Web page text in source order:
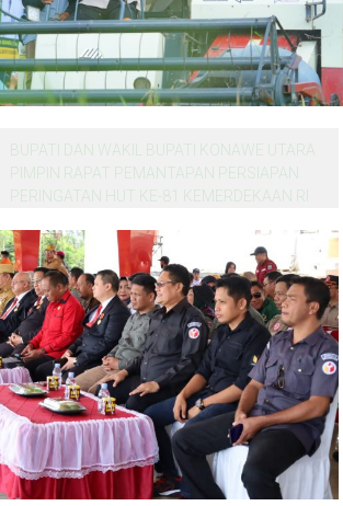
BUPATI DAN WAKIL BUPATI KONAWE UTARA
PIMPIN RAPAT PEMANTAPAN PERSIAPAN
PERINGATAN HUT KE-81 KEMERDEKAAN RI